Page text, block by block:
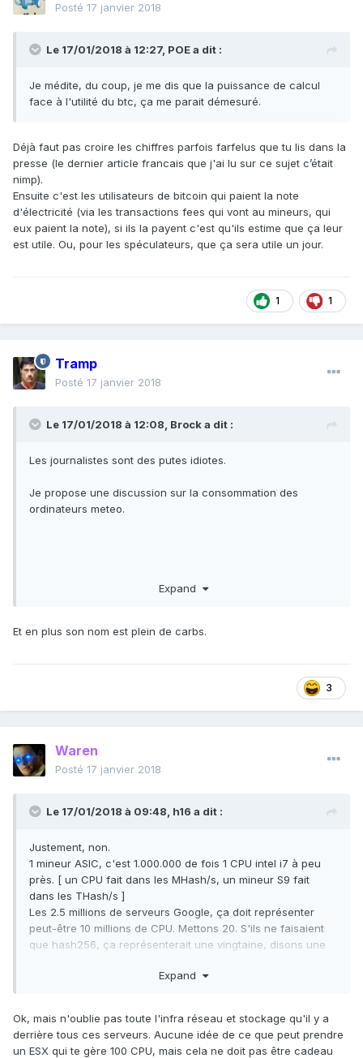
Posté 17 janvier 2018
Le 17/01/2018 à 12:27, POEa dit :
Je médite, du coup, je me dis que la puissance de calcul
face à l'utilité du btc, ça me parait démesuré.
Déjà faut pas croire les chiffres parfois farfelus que tu lis dans la
presse (le dernier article francais que j'ai lu sur ce sujet c’était
nimp).
Ensuite c'est les utilisateurs de bitcoin qui paient la note
d'électricité (via les transactions fees qui vont au mineurs, qui
eux paient la note), si ils la payent c'est qu'ils estime que ça leur
est utile. Ou, pour les spéculateurs, que ça sera utile un jour.
1 1
Tramp
Posté 17 janvier 2018
Le 17/01/2018 à 12:08, Brocka dit :
Les journalistes sont des putes idiotes.
Je propose une discussion sur la consommation des
ordinateurs meteo.
mais vous avez vu cette tete a claque?
Expand
Et en plus son nom est plein de carbs.
3
Waren
Posté 17 janvier 2018
Le 17/01/2018 à 09:48, h16 a dit :
Justement, non.
1 mineur ASIC, c'est 1.000.000 de fois 1 CPU intel i7 à peu
près. [ un CPU fait dans les MHash/s, un mineur S9 fait
dans les THash/s ]
Les 2.5 millions de serveurs Google, ça doit représenter
peut-être 10 millions de CPU. Mettons 20. S'ils ne faisaient
que hash256, ça représenterait une vingtaine, disons une
Expand
Ok, mais n'oublie pas toute l'infra réseau et stockage qu'il y a
derrière tous ces serveurs. Aucune idée de ce que peut prendre
un ESX qui te gère 100 CPU, mais cela ne doit pas être cadeau